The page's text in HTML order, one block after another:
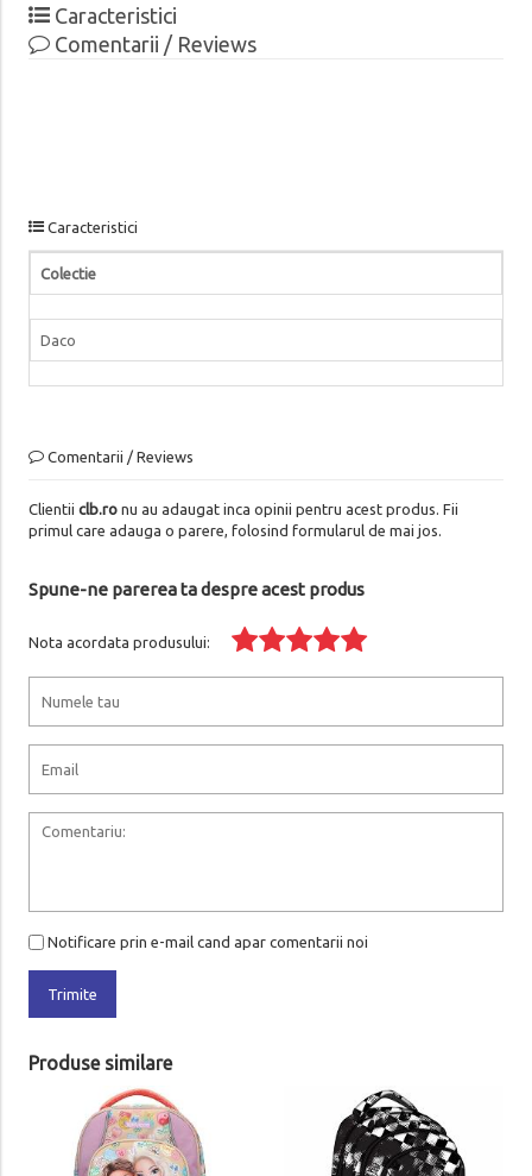
Caracteristici
Comentarii / Reviews
Caracteristici
Colectie
Daco
Comentarii / Reviews
Clientii clb.ronu au adaugat inca opinii pentru acest produs. Fii
primul care adauga o parere, folosind formularul de mai jos.
Spune-ne parerea ta despre acest produs
Nota acordata produsului:
Notificare prin e-mail cand apar comentarii noi
Trimite
Produse similare